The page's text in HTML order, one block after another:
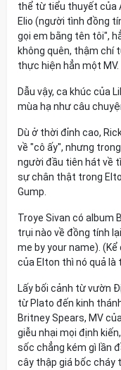
thể từ tiểu thuyết của
Elio (người tình đồng
gọi em bằng tên tôi",
không quên, thậm chí
thực hiện hẳn một MV.
Dẫu vậy, ca khúc của
mùa hạ như câu
Dù ở thời đỉnh cao,
về "cô ấy", nhưng
người đầu tiên hát về
sự chân thật trong
Gump.
Troye Sivan có album
trụi nào về đồng tính
me by your name). (Kể
của Elton thì nó quả là
Lấy bối cảnh từ vườn
từ Plato đến kinh
Britney Spears, MV
giễu nhại mọi định
sốc chẳng kém gì lần
cây thập giá bốc cháy